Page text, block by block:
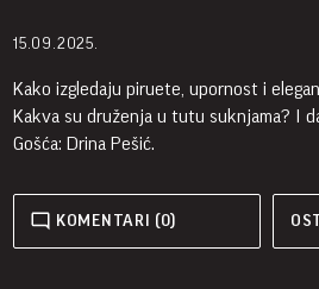
15.09.2025.
Kako izgledaju piruete, upornost i
Kakva su druženja u tutu suknjama? I
Gošća: Drina Pešić.
KOMENTARI (0)